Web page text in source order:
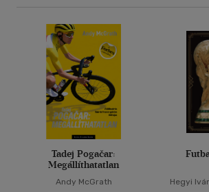
Tadej Pogačar:
Megállíthatatlan
Andy McGrath Hegyi